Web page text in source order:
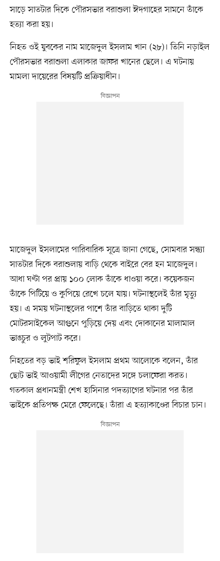
সাড়ে সাতটার দিকে পৌরসভার বরাশুলা ঈদগাহের সামনে তাঁকে
হত্যা করা হয়।
নিহত ওই যুবকের নাম মাজেদুল ইসলাম খান (২৮)। তিনি নড়াইল
পৌরসভার বরাশুলা এলাকার জাফর খানের ছেলে। এ ঘটনায়
মামলা দায়েরের বিষয়টি প্রক্রিয়াধীন।
মাজেদুল ইসলামের পারিবারিক সূত্রে জানা গেছে, সোমবার সন্ধ্যা
সাতটার দিকে বরাশুলায় বাড়ি থেকে বাইরে বের হন মাজেদুল।
আধা ঘণ্টা পর প্রায় ১০০ লোক তাঁকে ধাওয়া করে। কয়েকজন
তাঁকে পিটিয়ে ও কুপিয়ে রেখে চলে যায়। ঘটনাস্থলেই তাঁর মৃত্যু
হয়। এ সময় ঘটনাস্থলের পাশে তাঁর বাড়িতে থাকা দুটি
মোটরসাইকেল আগুনে পুড়িয়ে দেয় এবং দোকানের মালামাল
ভাঙচুর ও লুটপাট করে।
নিহতের বড় ভাই শরিফুল ইসলাম প্রথম আলোকে বলেন, তাঁর
ছোট ভাই আওয়ামী লীগের নেতাদের সঙ্গে চলাফেরা করত।
গতকাল প্রধানমন্ত্রী শেখ হাসিনার পদত্যাগের ঘটনার পর তাঁর
ভাইকে প্রতিপক্ষ মেরে ফেলেছে। তাঁরা এ হত্যাকাণ্ডের বিচার চান।